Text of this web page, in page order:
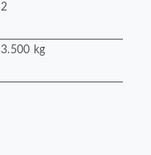
2
3.500 kg